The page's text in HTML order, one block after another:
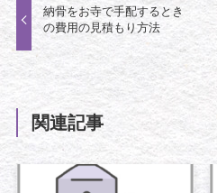
納骨をお寺で手配するとき
の費用の見積もり方法
関連記事